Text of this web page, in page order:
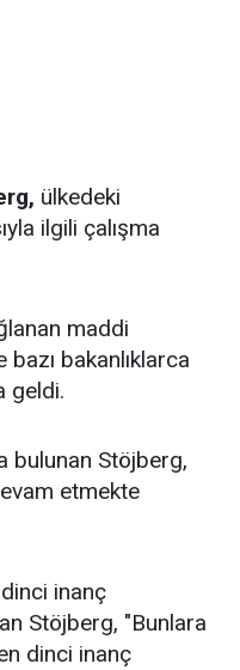
ülkedeki
ilgili çalışma
maddi
bakanlıklarca
geldi.
bulunan Stöjberg,
etmekte
inanç
Stöjberg, "Bunlara
dinci inanç